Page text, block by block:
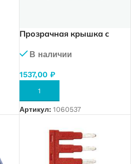
Прозрачная крышка с
В наличии
1537,00 ₽
В КОРЗИНУ
Артикул: 1060537